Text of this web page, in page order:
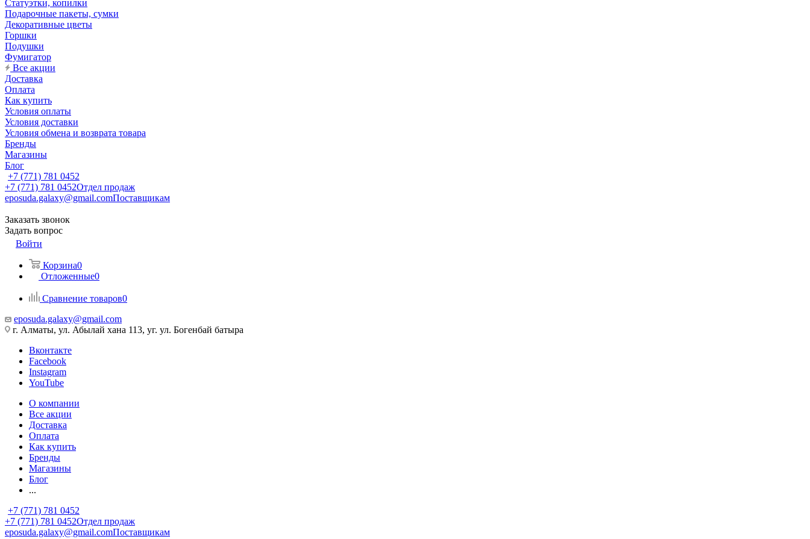
Статуэтки, копилки
Подарочные пакеты, сумки
Декоративные цветы
Горшки
Подушки
Фумигатор
Все акции
Доставка
Оплата
Как купить
Условия оплаты
Условия доставки
Условия обмена и возврата товара
Бренды
Магазины
Блог
+7 (771) 781 0452
+7 (771) 781 0452Отдел продаж
eposuda.galaxy@gmail.comПоставщикам
Заказать звонок
Задать вопрос
Войти
Корзина0
Отложенные0
Сравнение товаров0
eposuda.galaxy@gmail.com
г. Алматы, ул. Абылай хана 113, уг. ул. Богенбай батыра
Вконтакте
Facebook
Instagram
YouTube
О компании
Все акции
Доставка
Оплата
Как купить
Бренды
Магазины
Блог
...
+7 (771) 781 0452
+7 (771) 781 0452Отдел продаж
eposuda.galaxy@gmail.comПоставщикам